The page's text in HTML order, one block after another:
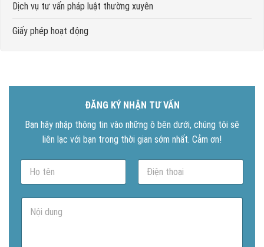
Dịch vụ tư vấn pháp luật thường xuyên
Giấy phép hoạt động
ĐĂNG KÝ NHẬN TƯ VẤN
Bạn hãy nhập thông tin vào những ô bên dưới, chúng tôi sẽ
liên lạc với bạn trong thời gian sớm nhất. Cảm ơn!
N
m
e
P
o
n
N